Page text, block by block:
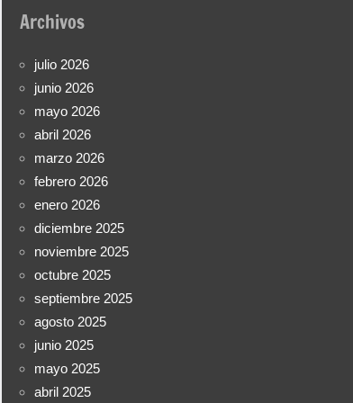
Archivos
julio 2026
junio 2026
mayo 2026
abril 2026
marzo 2026
febrero 2026
enero 2026
diciembre 2025
noviembre 2025
octubre 2025
septiembre 2025
agosto 2025
junio 2025
mayo 2025
abril 2025